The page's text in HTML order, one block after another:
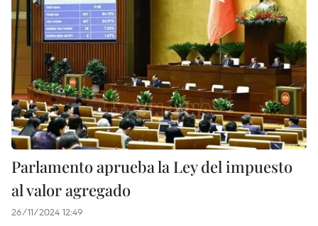
Parlamento aprueba la Ley del impuesto
al valor agregado
26/11/2024 12:49